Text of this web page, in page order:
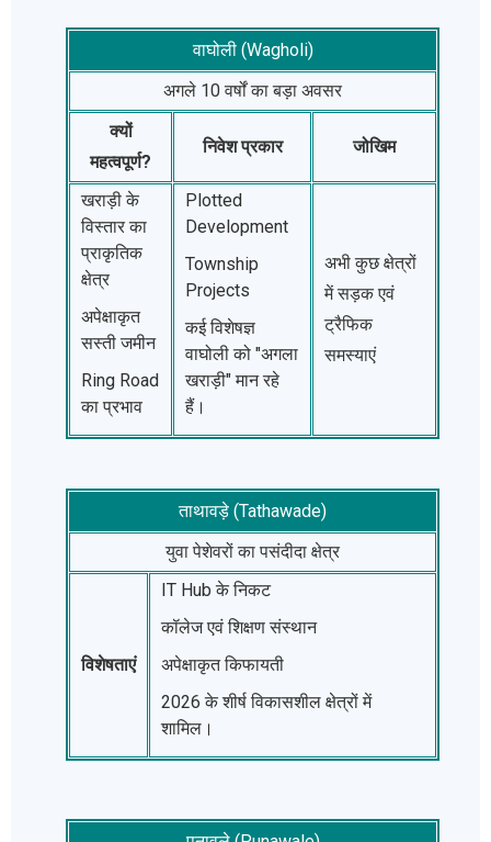
वाघोली (Wagholi)
अगले 10 वर्षों का बड़ा अवसर
क्यों
महत्वपूर्ण?
निवेश प्रकार जोखिम
खराड़ी के
विस्तार का
प्राकृतिक
क्षेत्र
अपेक्षाकृत
सस्ती जमीन
Ring Road
का प्रभाव
Plotted
Development
Township
Projects
कई विशेषज्ञ
वाघोली को "अगला
खराड़ी" मान रहे
हैं।
अभी कुछ क्षेत्रों
में सड़क एवं
ट्रैफिक
समस्याएं
ताथावड़े (Tathawade)
युवा पेशेवरों का पसंदीदा क्षेत्र
विशेषताएं
IT Hub के निकट
कॉलेज एवं शिक्षण संस्थान
अपेक्षाकृत किफायती
2026 के शीर्ष विकासशील क्षेत्रों में
शामिल।